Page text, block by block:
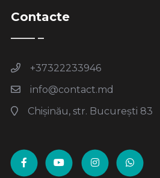
Contacte
+37322233946
info@contact.md
Chișinău, str. București 83